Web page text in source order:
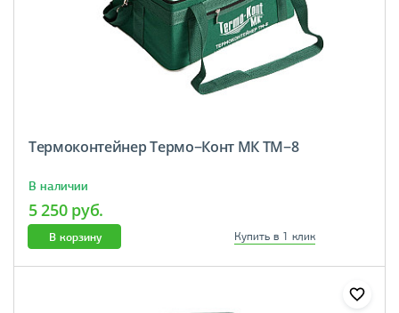
Термоконтейнер Термо−Конт МК ТМ−8
В наличии
5 250 руб.
В корзину Купить в 1 клик